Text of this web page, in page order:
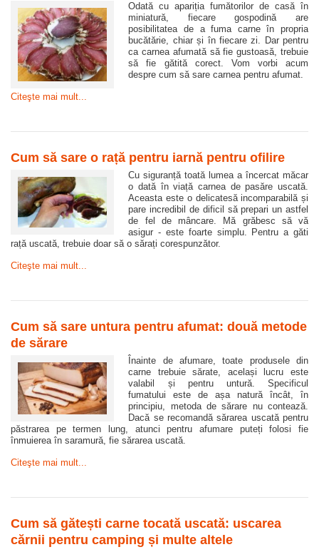
Odată cu apariția fumătorilor de casă în
miniatură, fiecare gospodină are
posibilitatea de a fuma carne în propria
bucătărie, chiar și în fiecare zi. Dar pentru
ca carnea afumată să fie gustoasă, trebuie
să fie gătită corect. Vom vorbi acum
despre cum să sare carnea pentru afumat.
Citeşte mai mult...
Cum să sare o rață pentru iarnă pentru ofilire
Cu siguranță toată lumea a încercat măcar
o dată în viață carnea de pasăre uscată.
Aceasta este o delicatesă incomparabilă și
pare incredibil de dificil să prepari un astfel
de fel de mâncare. Mă grăbesc să vă
asigur - este foarte simplu. Pentru a găti
rață uscată, trebuie doar să o sărați corespunzător.
Citeşte mai mult...
Cum să sare untura pentru afumat: două metode
de sărare
Înainte de afumare, toate produsele din
carne trebuie sărate, același lucru este
valabil și pentru untură. Specificul
fumatului este de așa natură încât, în
principiu, metoda de sărare nu contează.
Dacă se recomandă sărarea uscată pentru
păstrarea pe termen lung, atunci pentru afumare puteți folosi fie
înmuierea în saramură, fie sărarea uscată.
Citeşte mai mult...
Cum să gătești carne tocată uscată: uscarea
cărnii pentru camping și multe altele